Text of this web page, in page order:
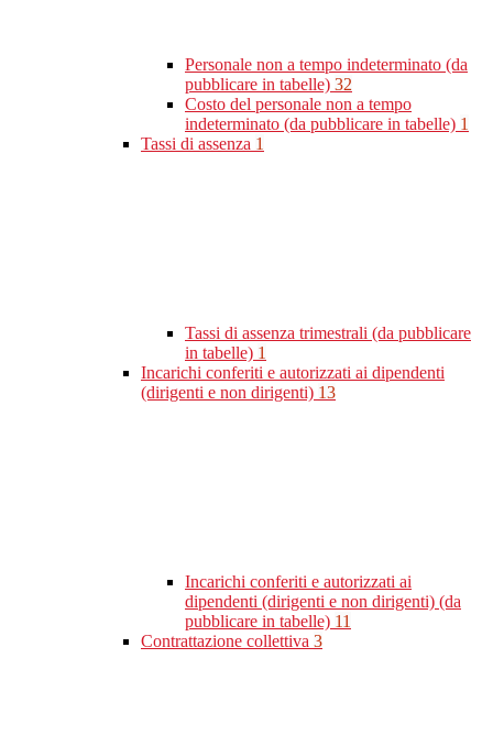
Personale non a tempo indeterminato (da
pubblicare in tabelle) 32
Costo del personale non a tempo
indeterminato (da pubblicare in tabelle) 1
Tassi di assenza 1
Tassi di assenza trimestrali (da pubblicare
in tabelle) 1
Incarichi conferiti e autorizzati ai dipendenti
(dirigenti e non dirigenti) 13
Incarichi conferiti e autorizzati ai
dipendenti (dirigenti e non dirigenti) (da
pubblicare in tabelle) 11
Contrattazione collettiva 3